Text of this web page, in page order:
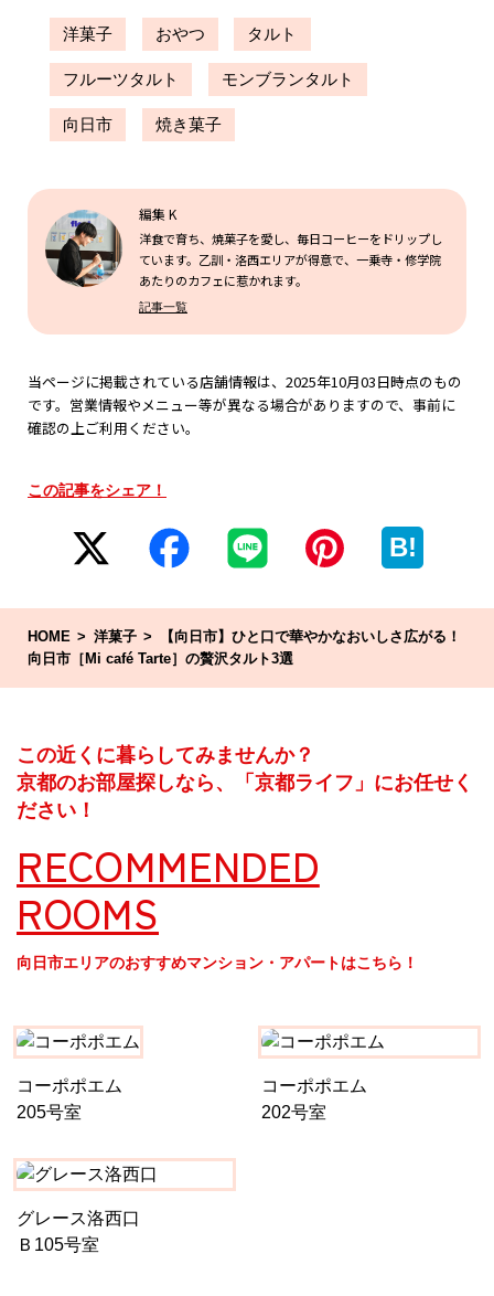
洋菓子 おやつ タルト
フルーツタルト モンブランタルト
向日市 焼き菓子
編集 K
洋食で育ち、焼菓子を愛し、毎日コーヒーをドリップし
ています。乙訓・洛西エリアが得意で、一乗寺・修学院
あたりのカフェに惹かれます。
記事一覧
当ページに掲載されている店舗情報は、2025年10月03日時点のもの
です。営業情報やメニュー等が異なる場合がありますので、事前に
確認の上ご利用ください。
この記事をシェア！
B!
HOME 洋菓子
【向日市】ひと口で華やかなおいしさ広がる！
向日市［Mi café Tarte］の贅沢タルト3選
この近くに暮らしてみませんか？
京都のお部屋探しなら、「京都ライフ」にお任せく
ださい！
RECOMMENDED
ROOMS
向日市エリアのおすすめマンション・アパートはこちら！
コーポポエム
205号室
コーポポエム
202号室
グレース洛西口
Ｂ105号室